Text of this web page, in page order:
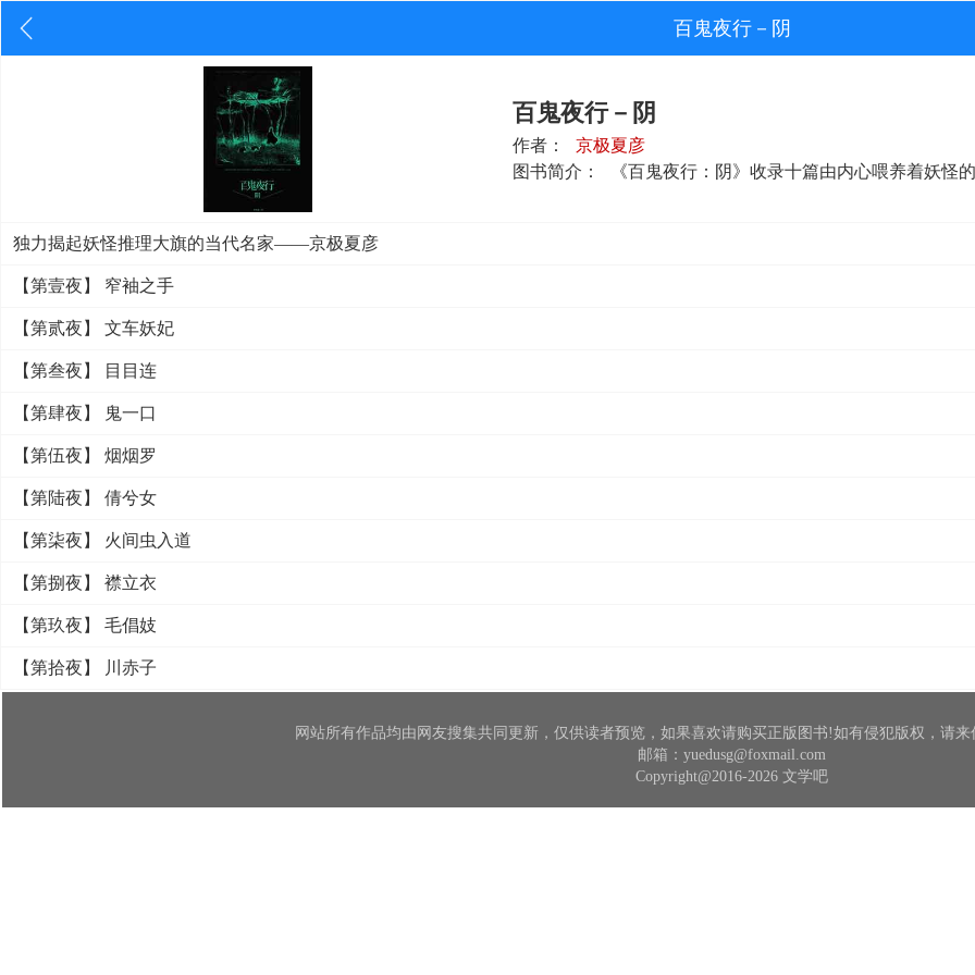
百鬼夜行－阴
百鬼夜行－阴
作者：
京极夏彦
图书简介：
《百鬼夜行：阴》收录十篇由内心喂养着妖怪
独力揭起妖怪推理大旗的当代名家——京极夏彦
【第壹夜】 窄袖之手
【第贰夜】 文车妖妃
【第叁夜】 目目连
【第肆夜】 鬼一口
【第伍夜】 烟烟罗
【第陆夜】 倩兮女
【第柒夜】 火间虫入道
【第捌夜】 襟立衣
【第玖夜】 毛倡妓
【第拾夜】 川赤子
网站所有作品均由网友搜集共同更新，仅供读者预览，如果喜欢请购买正版图书!如有侵犯版权，请来
邮箱：yuedusg@foxmail.com
Copyright@2016-2026 文学吧